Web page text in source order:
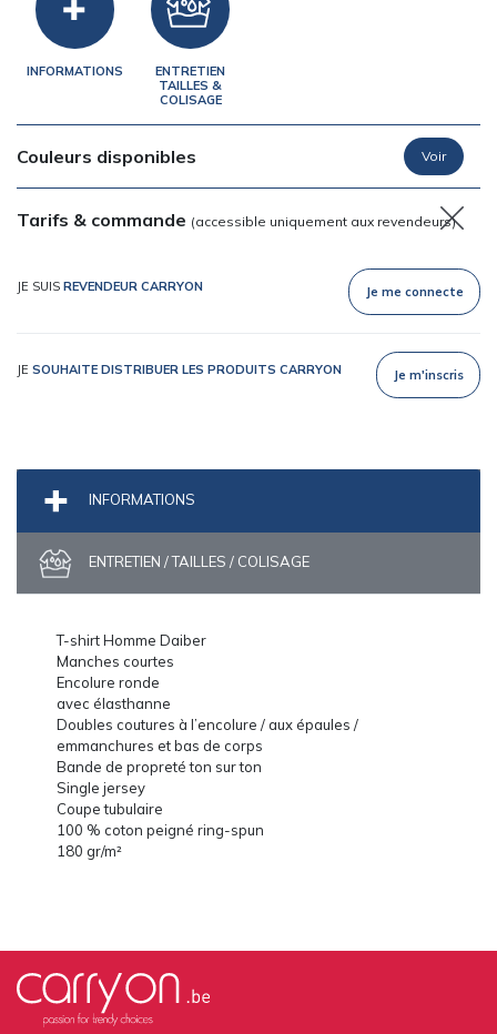
INFORMATIONS
ENTRETIEN
TAILLES &
COLISAGE
Couleurs disponibles
Tarifs & commande (accessible uniquement aux revendeurs)
JE SUIS REVENDEUR CARRYON Je me connecte
JE SOUHAITE DISTRIBUER LES PRODUITS CARRYON Je m'inscris
INFORMATIONS
ENTRETIEN / TAILLES / COLISAGE
T-shirt Homme Daiber
Manches courtes
Encolure ronde
avec élasthanne
Doubles coutures à l’encolure / aux épaules /
emmanchures et bas de corps
Bande de propreté ton sur ton
Single jersey
Coupe tubulaire
100 % coton peigné ring-spun
180 gr/m²